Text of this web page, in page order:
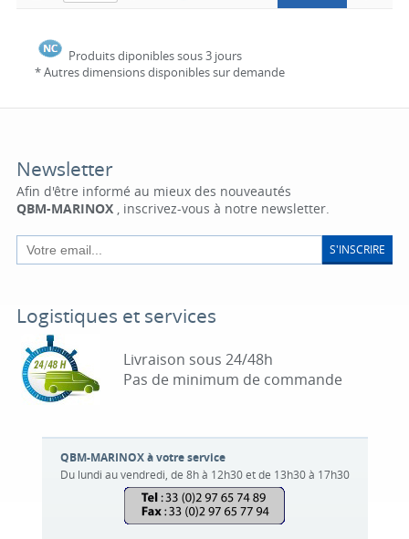
Produits diponibles sous 3 jours
* Autres dimensions disponibles sur demande
Newsletter
Afin d'être informé au mieux des nouveautés
QBM-MARINOX, inscrivez-vous à notre newsletter.
S'INSCRIRE
Logistiques et services
Livraison sous 24/48h
Pas de minimum de commande
QBM-MARINOX à votre service
Du lundi au vendredi, de 8h à 12h30 et de 13h30 à 17h30